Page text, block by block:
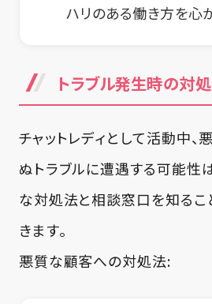
ハリのある働き方を心
トラブル発生時の対
チャットレディとして活動中
ぬトラブルに遭遇する可能性
な対処法と相談窓口を知るこ
きます。
悪質な顧客への対処法: